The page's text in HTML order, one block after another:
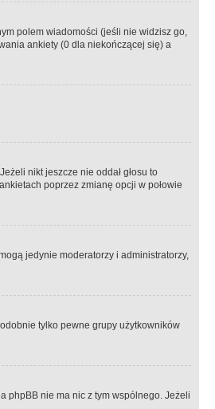
polem wiadomości (jeśli nie widzisz go,
ankiety (0 dla niekończącej się) a
nikt jeszcze nie oddał głosu to
poprzez zmianę opcji w połowie
jedynie moderatorzy i administratorzy,
tylko pewne grupy użytkowników
phpBB nie ma nic z tym wspólnego. Jeżeli